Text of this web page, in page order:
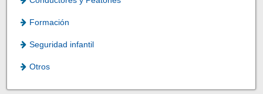
Formación
Seguridad infantil
Otros